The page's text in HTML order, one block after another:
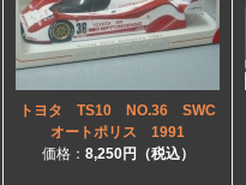
トヨタ TS10 NO.36 SWC
オートポリス 1991
価格： 8,250円（税込）